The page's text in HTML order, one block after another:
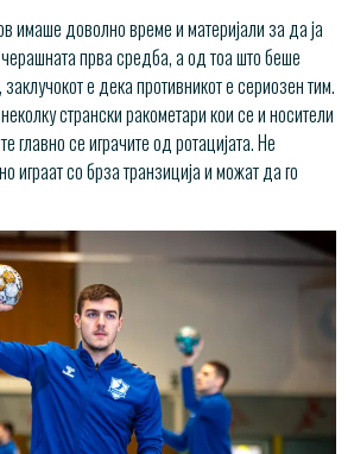
имаше доволно време и материјали за да ја
прва средба, а од тоа што беше
е дека противникот е сериозен тим.
странски ракометари кои се и носители
главно се играчите од ротацијата. Не
играат со брза транзиција и можат да го